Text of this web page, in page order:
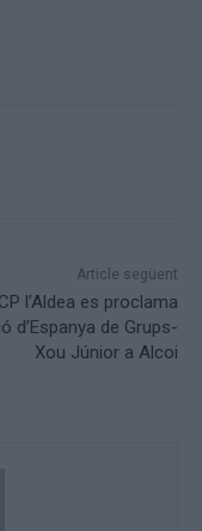
Article següent
l’Aldea es proclama
d’Espanya de Grups-
Xou Júnior a Alcoi